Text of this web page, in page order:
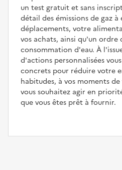
un test gratuit et sans
détail des émissions de gaz
déplacements, votre
vos achats, ainsi qu'un ordre
consommation d'eau. À
d'actions personnalisées
concrets pour réduire votre
habitudes, à vos moments
vous souhaitez agir en
que vous êtes prêt à fournir.